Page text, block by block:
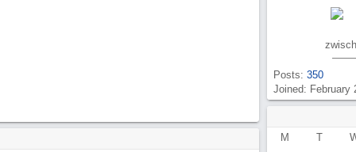
Posts: 350
Joined: February
M T